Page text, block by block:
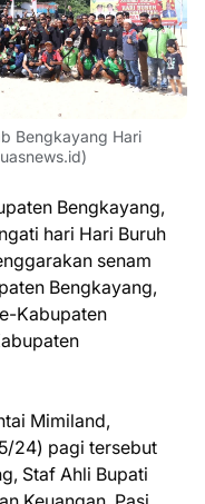
Bengkayang Hari
Bengkayang,
hari Hari Buruh
senam
Bengkayang,
Kabupaten
Mimiland,
24) pagi tersebut
Staf Ahli Bupati